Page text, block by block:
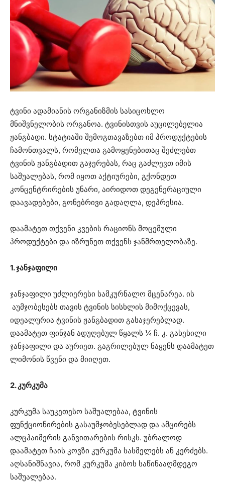
ტვინი ადამიანის ორგანიზმის სასიცოხლო
მნიშვნელობის ორგანოა. ტვინისთვის აუცილებელია
ჟანგბადი. სტატიაში შემოგთავაზებთ იმ პროდუქტების
ჩამონთვალს, რომელთა გამოყენებითაც შეძლებთ
ტვინის ჟანგბადით გაჯერებას, რაც გაძლევთ იმის
საშუალებას, რომ იყოთ აქტიურები, გქონდეთ
კონცენტრირების უნარი, აირიდოთ დეგენერაციული
დაავადებები, გონებრივი გადაღლა, დეპრესია.
დაამატეთ თქვენი კვების რაციონს მოცემული
პროდუქტები და იზრუნეთ თქვენს ჯანმრთელობაზე.
1. ჯანჯაფილი
ჯანჯაფილი უძლიერესი სამკურნალო მცენარეა. ის
აუმჯობესებს თავის ტვინის სისხლის მიმოქცევას,
იდეალურია ტვინის ჟანგბადით გასაჯერებლად.
დაამატეთ ფინჯან ადუღებულ წყალს ¼ ჩ. კ. გახეხილი
ჯანჯაფილი და აურიეთ. გაგრილებულ ნაყენს დაამატეთ
ლიმონის წვენი და მიიღეთ.
2. კურკუმა
კურკუმა საუკეთესო საშუალებაა, ტვინის
ფუნქციონირების გასაუმჯობესებლად და ამცირებს
ალცჰაიმერის განვითარების რისკს. უბრალოდ
დაამატეთ ჩაის კოვზი კურკუმა სასმელებს ან კერძებს.
აღსანიშნავია, რომ კურკუმა კიბოს საწინააღმდეგო
საშუალებაა.